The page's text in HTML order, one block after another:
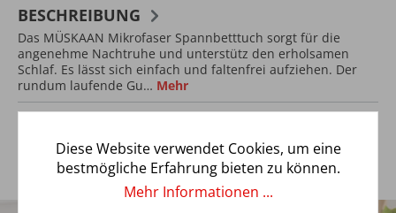
BESCHREIBUNG
Das MÜSKAAN Mikrofaser Spannbetttuch sorgt für die
angenehme Nachtruhe und unterstütz den erholsamen
Schlaf. Es lässt sich einfach und faltenfrei aufziehen. Der
rundum laufende Gu… Mehr
Diese Website verwendet Cookies, um eine
bestmögliche Erfahrung bieten zu können.
Mehr Informationen ...